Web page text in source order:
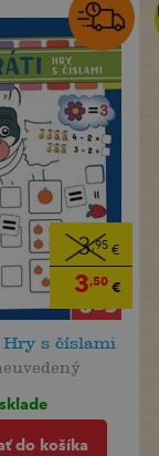
3,95 €
3,50 €
s číslami
do košíka